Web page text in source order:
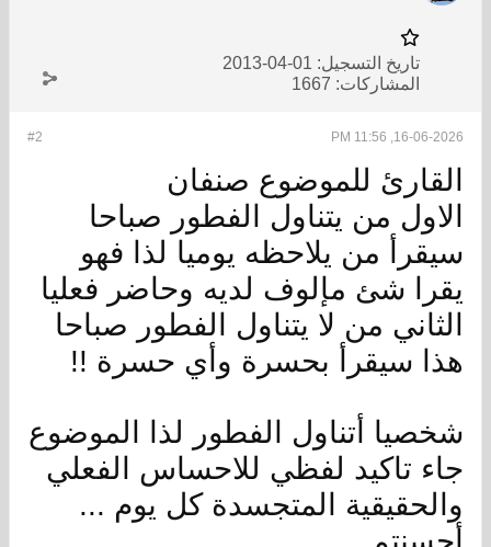
تاريخ التسجيل: 01-04-2013
المشاركات: 1667
#2 16-06-2026, 11:56 PM
القارئ للموضوع صنفان
الاول من يتناول الفطور صباحا
سيقرأ من يلاحظه يوميا لذا فهو
يقرا شئ مإلوف لديه وحاضر فعليا
الثاني من لا يتناول الفطور صباحا
هذا سيقرأ بحسرة وأي حسرة !!
شخصيا أتناول الفطور لذا الموضوع
جاء تاكيد لفظي للاحساس الفعلي
والحقيقية المتجسدة كل يوم ...